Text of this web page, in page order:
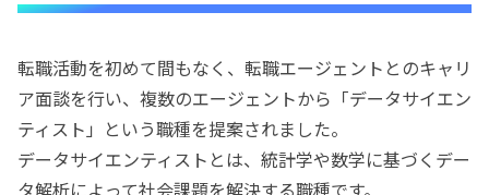
転職活動を初めて間もなく、転職エージェントとのキャリ
ア面談を行い、複数のエージェントから「データサイエン
ティスト」という職種を提案されました。
データサイエンティストとは、統計学や数学に基づくデー